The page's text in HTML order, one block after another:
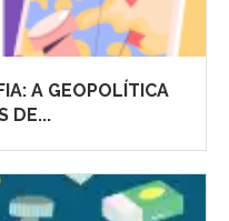
A GEOPOLÍTICA
DE...